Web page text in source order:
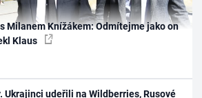
Milanem Knížákem: Odmítejme jako on
Klaus
Ukrajinci udeřili na Wildberries, Rusové